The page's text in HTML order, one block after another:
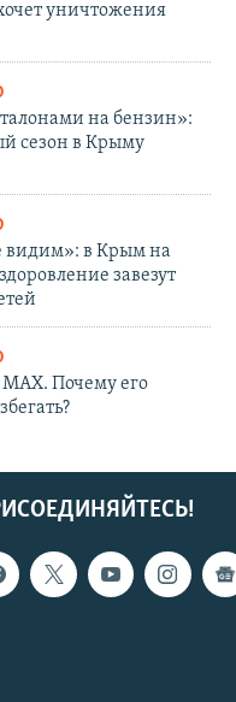
уничтожения
на бензин»:
сезон в Крыму
видим»: в Крым на
завезут
Почему его